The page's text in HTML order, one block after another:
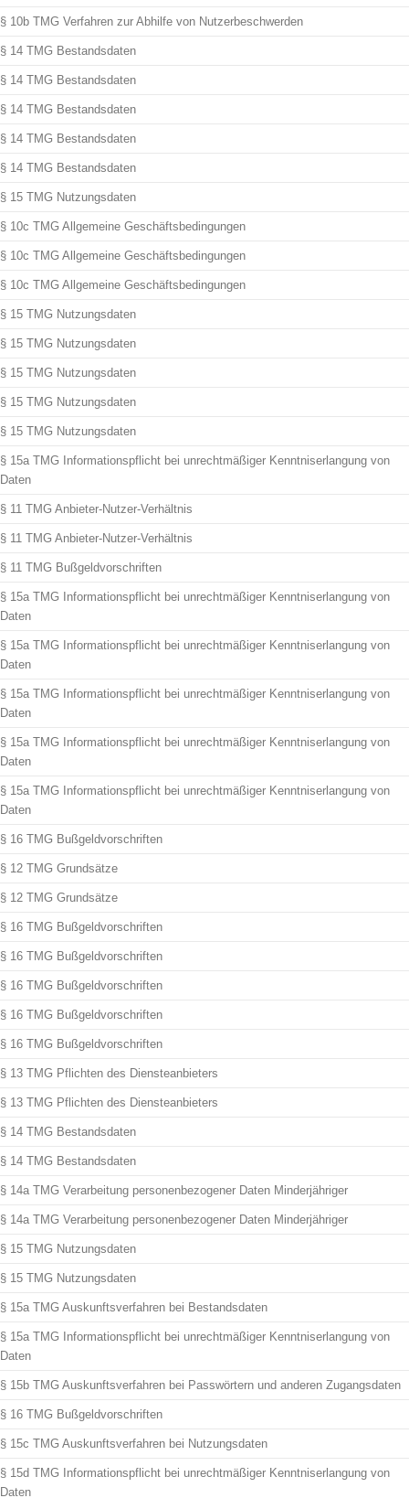
§ 10b TMG Verfahren zur Abhilfe von Nutzerbeschwerden
§ 14 TMG Bestandsdaten
§ 14 TMG Bestandsdaten
§ 14 TMG Bestandsdaten
§ 14 TMG Bestandsdaten
§ 14 TMG Bestandsdaten
§ 15 TMG Nutzungsdaten
§ 10c TMG Allgemeine Geschäftsbedingungen
§ 10c TMG Allgemeine Geschäftsbedingungen
§ 10c TMG Allgemeine Geschäftsbedingungen
§ 15 TMG Nutzungsdaten
§ 15 TMG Nutzungsdaten
§ 15 TMG Nutzungsdaten
§ 15 TMG Nutzungsdaten
§ 15 TMG Nutzungsdaten
§ 15a TMG Informationspflicht bei unrechtmäßiger Kenntniserlangung von
Daten
§ 11 TMG Anbieter-Nutzer-Verhältnis
§ 11 TMG Anbieter-Nutzer-Verhältnis
§ 11 TMG Bußgeldvorschriften
§ 15a TMG Informationspflicht bei unrechtmäßiger Kenntniserlangung von
Daten
§ 15a TMG Informationspflicht bei unrechtmäßiger Kenntniserlangung von
Daten
§ 15a TMG Informationspflicht bei unrechtmäßiger Kenntniserlangung von
Daten
§ 15a TMG Informationspflicht bei unrechtmäßiger Kenntniserlangung von
Daten
§ 15a TMG Informationspflicht bei unrechtmäßiger Kenntniserlangung von
Daten
§ 16 TMG Bußgeldvorschriften
§ 12 TMG Grundsätze
§ 12 TMG Grundsätze
§ 16 TMG Bußgeldvorschriften
§ 16 TMG Bußgeldvorschriften
§ 16 TMG Bußgeldvorschriften
§ 16 TMG Bußgeldvorschriften
§ 16 TMG Bußgeldvorschriften
§ 13 TMG Pflichten des Diensteanbieters
§ 13 TMG Pflichten des Diensteanbieters
§ 14 TMG Bestandsdaten
§ 14 TMG Bestandsdaten
§ 14a TMG Verarbeitung personenbezogener Daten Minderjähriger
§ 14a TMG Verarbeitung personenbezogener Daten Minderjähriger
§ 15 TMG Nutzungsdaten
§ 15 TMG Nutzungsdaten
§ 15a TMG Auskunftsverfahren bei Bestandsdaten
§ 15a TMG Informationspflicht bei unrechtmäßiger Kenntniserlangung von
Daten
§ 15b TMG Auskunftsverfahren bei Passwörtern und anderen Zugangsdaten
§ 16 TMG Bußgeldvorschriften
§ 15c TMG Auskunftsverfahren bei Nutzungsdaten
§ 15d TMG Informationspflicht bei unrechtmäßiger Kenntniserlangung von
Daten